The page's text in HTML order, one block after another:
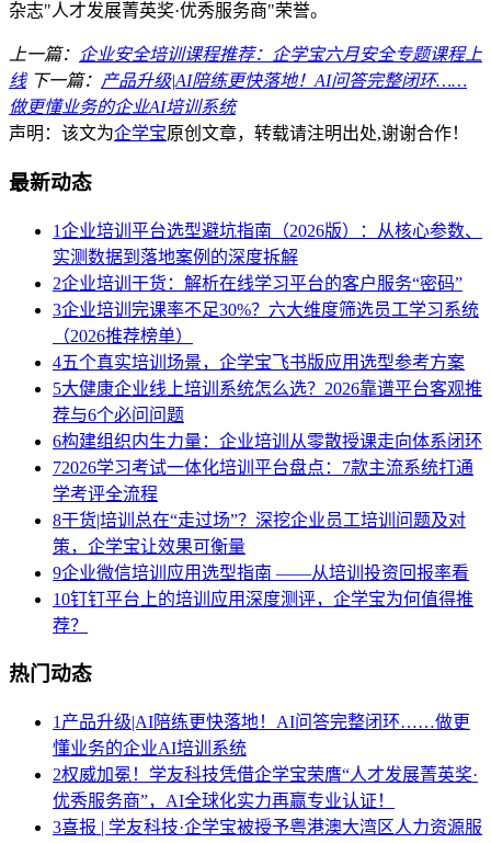
杂志"人才发展菁英奖·优秀服务商"荣誉。
上一篇： 企业安全培训课程推荐：企学宝六月安全专题课程上
线 下一篇： 产品升级|AI陪练更快落地！AI问答完整闭环……
做更懂业务的企业AI培训系统
声明：该文为企学宝原创文章，转载请注明出处,谢谢合作！
最新动态
1企业培训平台选型避坑指南（2026版）：从核心参数、
实测数据到落地案例的深度拆解
2企业培训干货：解析在线学习平台的客户服务“密码”
3企业培训完课率不足30%？六大维度筛选员工学习系统
（2026推荐榜单）
4五个真实培训场景，企学宝飞书版应用选型参考方案
5大健康企业线上培训系统怎么选？2026靠谱平台客观推
荐与6个必问问题
6构建组织内生力量：企业培训从零散授课走向体系闭环
72026学习考试一体化培训平台盘点：7款主流系统打通
学考评全流程
8干货|培训总在“走过场”？深挖企业员工培训问题及对
策，企学宝让效果可衡量
9企业微信培训应用选型指南 ——从培训投资回报率看
10钉钉平台上的培训应用深度测评，企学宝为何值得推
荐？
热门动态
1 产品升级|AI陪练更快落地！AI问答完整闭环……做更
懂业务的企业AI培训系统
2权威加冕！学友科技凭借企学宝荣膺“人才发展菁英奖·
优秀服务商”，AI全球化实力再赢专业认证！
3喜报 | 学友科技·企学宝被授予粤港澳大湾区人力资源服